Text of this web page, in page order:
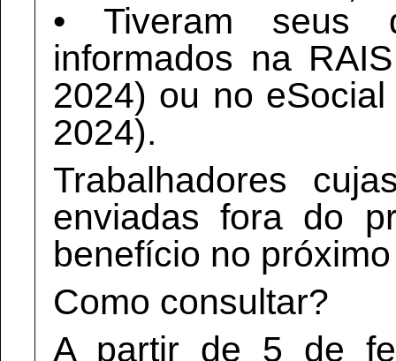
• Tiveram seus
informados na
2024) ou no
2024).
Trabalhadores
enviadas fora do
benefício no
Como consultar?
A partir de 5 de